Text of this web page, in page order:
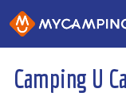
Camping U